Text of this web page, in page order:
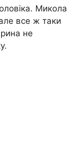
Микола
все ж таки
не